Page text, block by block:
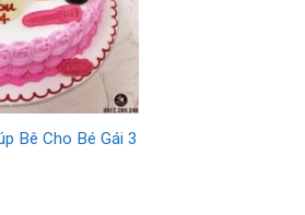
Bê Cho Bé Gái 3